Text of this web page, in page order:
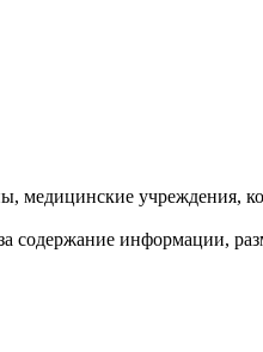
содержание информации,